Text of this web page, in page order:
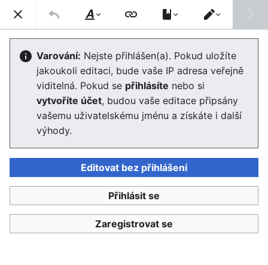
Enviwiki
Analýza trendů a předvídání
Editor se nyní načte. Pokud tuto zprávu stále vidíte po
několika sekundách, prosím obnovte stránku .
Enviwiki
Styl
textu
Přepnout
editor
Varování: Nejste přihlášen(a). Pokud uložíte
jakoukoli editaci, bude vaše IP adresa veřejně
viditelná. Pokud se přihlásíte nebo si
vytvoříte účet, budou vaše editace připsány
vašemu uživatelskému jménu a získáte i další
výhody.
Editovat bez přihlášení
Přihlásit se
Zaregistrovat se